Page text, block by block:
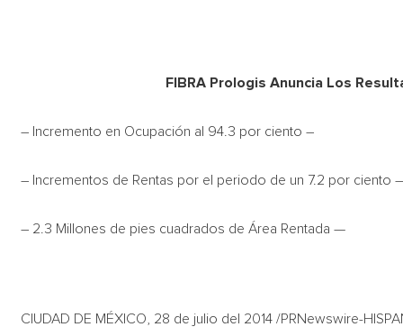
FIBRA Prologis Anuncia Los
– Incremento en Ocupación al 94.3 por ciento –
– Incrementos de Rentas por el periodo de un 7.2 por ciento –
– 2.3 Millones de pies cuadrados de Área Rentada —
CIUDAD DE MÉXICO, 28 de julio del 2014 /PRNewswire-